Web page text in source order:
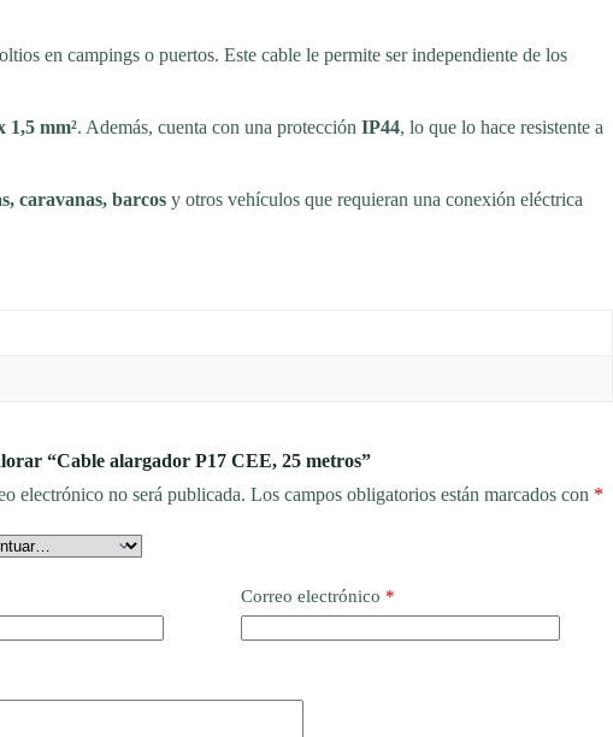
en campings o puertos. Este cable le permite ser independiente de los
1,5 mm². Además, cuenta con una protección IP44, lo que lo hace resistente a
caravanas, barcos y otros vehículos que requieran una conexión eléctrica
“Cable alargador P17 CEE, 25 metros”
electrónico no será publicada. Los campos obligatorios están marcados con *
Correo electrónico *